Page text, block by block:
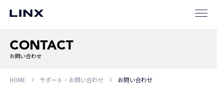
企業情報
CONTACT
お問い合わせ
HOME サポート・お問い合わせ お問い合わせ